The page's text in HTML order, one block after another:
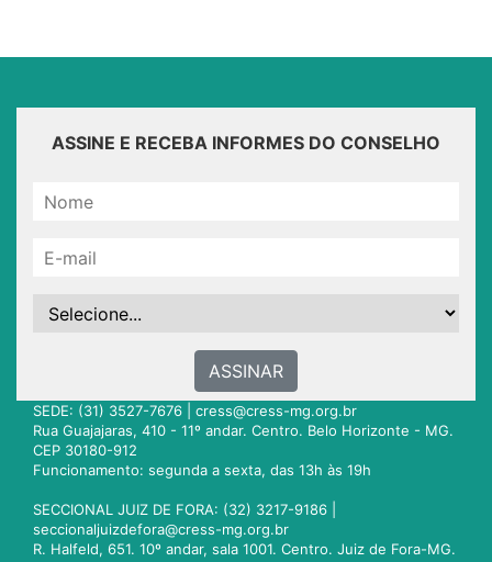
ASSINE E RECEBA INFORMES DO CONSELHO
ASSINAR
SEDE: (31) 3527-7676 | cress@cress-mg.org.br
Rua Guajajaras, 410 - 11º andar. Centro. Belo Horizonte - MG.
CEP 30180-912
Funcionamento: segunda a sexta, das 13h às 19h
SECCIONAL JUIZ DE FORA: (32) 3217-9186 |
seccionaljuizdefora@cress-mg.org.br
R. Halfeld, 651. 10º andar, sala 1001. Centro. Juiz de Fora-MG.